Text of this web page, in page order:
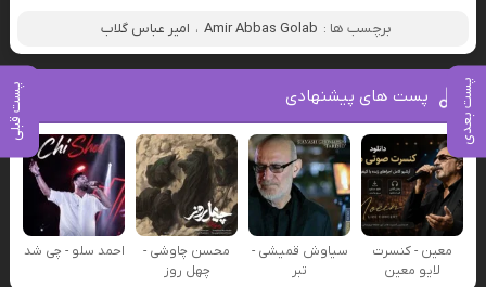
پست بعدی پست قبلی
برچسب ها : Amir Abbas Golab ، امیر عباس گلاب
پست های پیشنهادی
معین - کنسرت
لایو معین
سیاوش قمیشی -
تبر
محسن چاوشی -
چهل روز
احمد سلو - چی شد